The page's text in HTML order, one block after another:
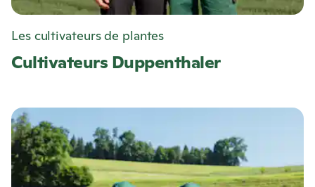
Cultivateurs Duppenthaler
Les cultivateurs de plantes